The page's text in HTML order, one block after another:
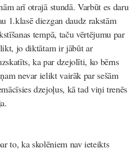
arī otrajā stundā. Varbūt es daru
1.klasē diezgan daudz rakstām
tempā, taču vērtējumu par
jo diktātam ir jābūt ar
ka par dzejolīti, ko bērns
nevar ielikt vairāk par sešām
dzejoļus, kā tad viņi trenēs
to, ka skolēniem nav ieteikts